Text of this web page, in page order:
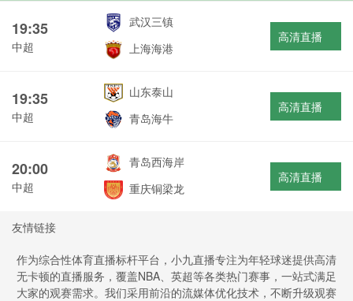
19:35
中超
武汉三镇
上海海港
高清直播
19:35
中超
山东泰山
青岛海牛
高清直播
20:00
中超
青岛西海岸
重庆铜梁龙
高清直播
友情链接
作为综合性体育直播标杆平台，小九直播专注为年轻球迷提供高清
无卡顿的直播服务，覆盖NBA、英超等各类热门赛事，一站式满足
大家的观赛需求。我们采用前沿的流媒体优化技术，不断升级观赛